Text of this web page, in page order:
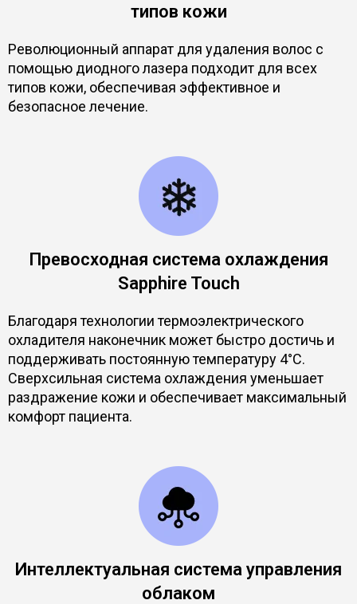
типов кожи
Революционный аппарат для удаления волос с
помощью диодного лазера подходит для всех
типов кожи, обеспечивая эффективное и
безопасное лечение.
Превосходная система охлаждения
Sapphire Touch
Благодаря технологии термоэлектрического
охладителя наконечник может быстро достичь и
поддерживать постоянную температуру 4°C.
Сверхсильная система охлаждения уменьшает
раздражение кожи и обеспечивает максимальный
комфорт пациента.
Интеллектуальная система управления
облаком